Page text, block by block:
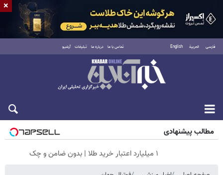
فارسی العربية English تماس با ما درباره ما تبلیغات آرشیو
شنبه ۱۷ مرداد ۱۴۰۵
مطالب پیشنهادی
۱ میلیارد اعتبار خرید طلا | بدون ضامن و چک
×